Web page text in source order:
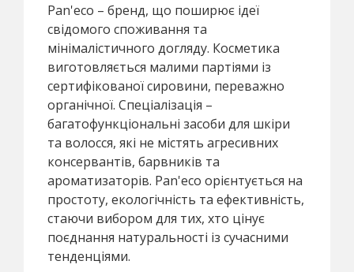
Pan'eco – бренд, що поширює ідеї
свідомого споживання та
мінімалістичного догляду. Косметика
виготовляється малими партіями із
сертифікованої сировини, переважно
органічної. Спеціалізація –
багатофункціональні засоби для шкіри
та волосся, які не містять агресивних
консервантів, барвників та
ароматизаторів. Pan'eco орієнтується на
простоту, екологічність та ефективність,
стаючи вибором для тих, хто цінує
поєднання натуральності із сучасними
тенденціями.